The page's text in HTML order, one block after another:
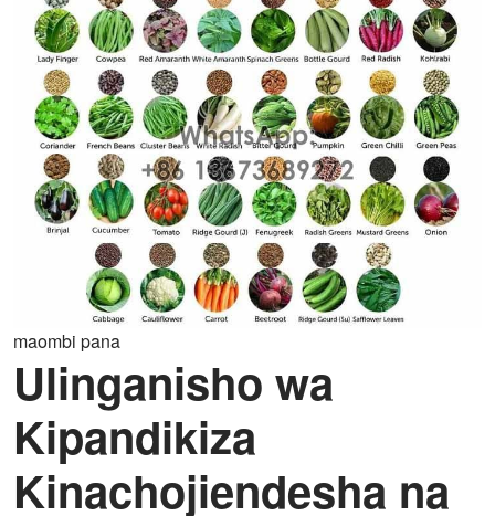
maombi pana
Ulinganisho wa
Kipandikiza
Kinachojiendesha na